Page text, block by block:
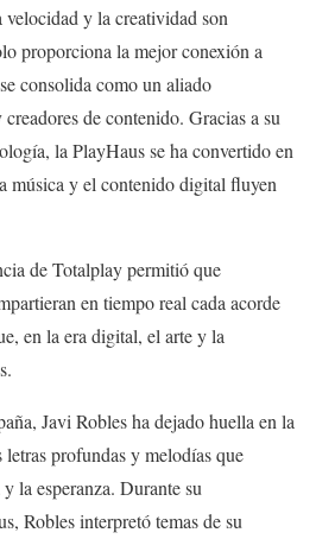
y la creatividad son
proporciona la mejor conexión a
consolida como un aliado
de contenido. Gracias a su
la PlayHaus se ha convertido en
música y el contenido digital fluyen
de Totalplay permitió que
en tiempo real cada acorde
en la era digital, el arte y la
Javi Robles ha dejado huella en la
profundas y melodías que
la esperanza. Durante su
Robles interpretó temas de su